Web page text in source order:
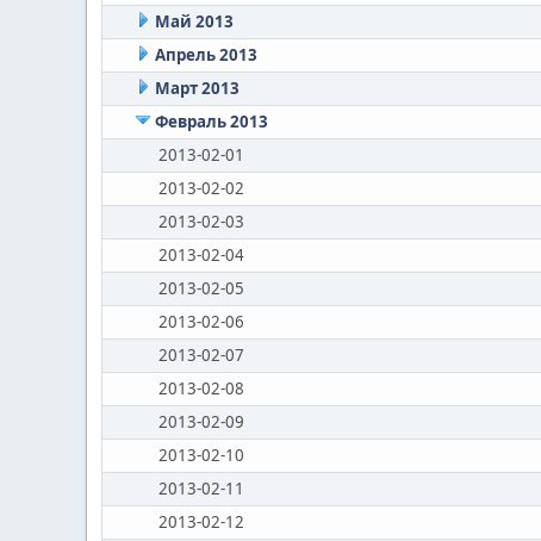
Май 2013
Апрель 2013
Март 2013
Февраль 2013
2013-02-01
2013-02-02
2013-02-03
2013-02-04
2013-02-05
2013-02-06
2013-02-07
2013-02-08
2013-02-09
2013-02-10
2013-02-11
2013-02-12